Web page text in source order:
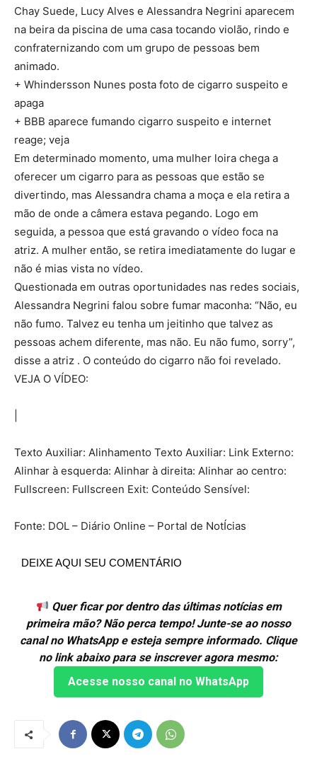
Chay Suede, Lucy Alves e Alessandra Negrini aparecem
na beira da piscina de uma casa tocando violão, rindo e
confraternizando com um grupo de pessoas bem
animado.
+ Whindersson Nunes posta foto de cigarro suspeito e
apaga
+ BBB aparece fumando cigarro suspeito e internet
reage; veja
Em determinado momento, uma mulher loira chega a
oferecer um cigarro para as pessoas que estão se
divertindo, mas Alessandra chama a moça e ela retira a
mão de onde a câmera estava pegando. Logo em
seguida, a pessoa que está gravando o vídeo foca na
atriz. A mulher então, se retira imediatamente do lugar e
não é mias vista no vídeo.
Questionada em outras oportunidades nas redes sociais,
Alessandra Negrini falou sobre fumar maconha: “Não, eu
não fumo. Talvez eu tenha um jeitinho que talvez as
pessoas achem diferente, mas não. Eu não fumo, sorry”,
disse a atriz . O conteúdo do cigarro não foi revelado.
VEJA O VÍDEO:
Texto Auxiliar: Alinhamento Texto Auxiliar: Link Externo:
Alinhar à esquerda: Alinhar à direita: Alinhar ao centro:
Fullscreen: Fullscreen Exit: Conteúdo Sensível:
Fonte: DOL – Diário Online – Portal de NotÍcias
DEIXE AQUI SEU COMENTÁRIO
Quer ficar por dentro das últimas notícias em
primeira mão? Não perca tempo! Junte-se ao nosso
canal no WhatsApp e esteja sempre informado. Clique
no link abaixo para se inscrever agora mesmo:
Acesse nosso canal no WhatsApp